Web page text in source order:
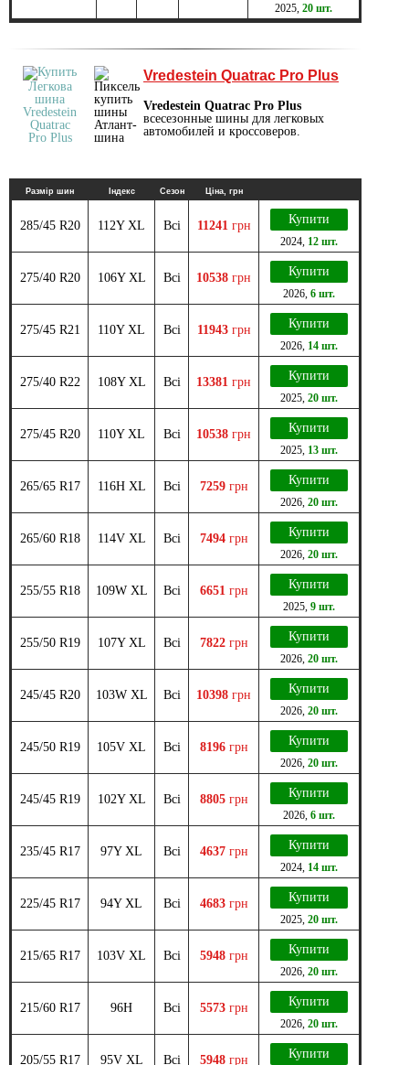
2025 20 шт.
Vredestein Quatrac Pro Plus
Vredestein Quatrac Pro Plus
всесезонные шины для легковых
автомобилей и кроссоверов.
Размір шин Індекс Сезон Ціна, грн
285/45 R20 112Y XL Всі 11241 грн Купити
2024 12 шт.
275/40 R20 106Y XL Всі 10538 грн Купити
2026 6 шт.
275/45 R21 110Y XL Всі 11943 грн Купити
2026 14 шт.
275/40 R22 108Y XL Всі 13381 грн Купити
2025 20 шт.
275/45 R20 110Y XL Всі 10538 грн Купити
2025 13 шт.
265/65 R17 116H XL Всі 7259 грн Купити
2026 20 шт.
265/60 R18 114V XL Всі 7494 грн Купити
2026 20 шт.
255/55 R18 109W XL Всі 6651 грн Купити
2025 9 шт.
255/50 R19 107Y XL Всі 7822 грн Купити
2026 20 шт.
245/45 R20 103W XL Всі 10398 грн Купити
2026 20 шт.
245/50 R19 105V XL Всі 8196 грн Купити
2026 20 шт.
245/45 R19 102Y XL Всі 8805 грн Купити
2026 6 шт.
235/45 R17 97Y XL Всі 4637 грн Купити
2024 14 шт.
225/45 R17 94Y XL Всі 4683 грн Купити
2025 20 шт.
215/65 R17 103V XL Всі 5948 грн Купити
2026 20 шт.
215/60 R17 96H Всі 5573 грн Купити
2026 20 шт.
205/55 R17 95V XL Всі 5948 грн Купити